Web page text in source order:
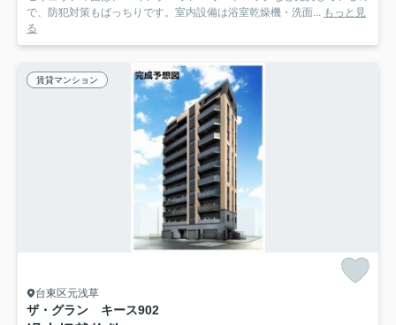
で、防犯対策もばっちりです。室内設備は浴室乾燥機・洗面... もっと見
る
賃貸マンション
台東区元浅草
ザ・グラン キース902